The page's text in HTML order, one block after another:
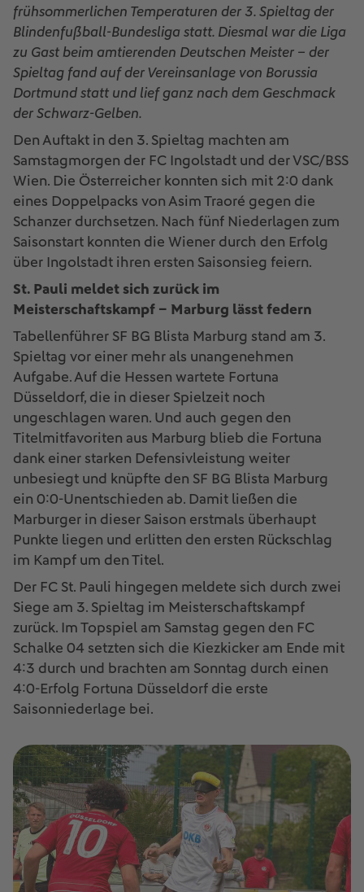
frühsommerlichen Temperaturen der 3. Spieltag der
Blindenfußball-Bundesliga statt. Diesmal war die Liga
zu Gast beim amtierenden Deutschen Meister – der
Spieltag fand auf der Vereinsanlage von Borussia
Dortmund statt und lief ganz nach dem Geschmack
der Schwarz-Gelben.
Den Auftakt in den 3. Spieltag machten am
Samstagmorgen der FC Ingolstadt und der VSC/BSS
Wien. Die Österreicher konnten sich mit 2:0 dank
eines Doppelpacks von Asim Traoré gegen die
Schanzer durchsetzen. Nach fünf Niederlagen zum
Saisonstart konnten die Wiener durch den Erfolg
über Ingolstadt ihren ersten Saisonsieg feiern.
St. Pauli meldet sich zurück im
Meisterschaftskampf – Marburg lässt federn
Tabellenführer SF BG Blista Marburg stand am 3.
Spieltag vor einer mehr als unangenehmen
Aufgabe. Auf die Hessen wartete Fortuna
Düsseldorf, die in dieser Spielzeit noch
ungeschlagen waren. Und auch gegen den
Titelmitfavoriten aus Marburg blieb die Fortuna
dank einer starken Defensivleistung weiter
unbesiegt und knüpfte den SF BG Blista Marburg
ein 0:0-Unentschieden ab. Damit ließen die
Marburger in dieser Saison erstmals überhaupt
Punkte liegen und erlitten den ersten Rückschlag
im Kampf um den Titel.
Der FC St. Pauli hingegen meldete sich durch zwei
Siege am 3. Spieltag im Meisterschaftskampf
zurück. Im Topspiel am Samstag gegen den FC
Schalke 04 setzten sich die Kiezkicker am Ende mit
4:3 durch und brachten am Sonntag durch einen
4:0-Erfolg Fortuna Düsseldorf die erste
Saisonniederlage bei.